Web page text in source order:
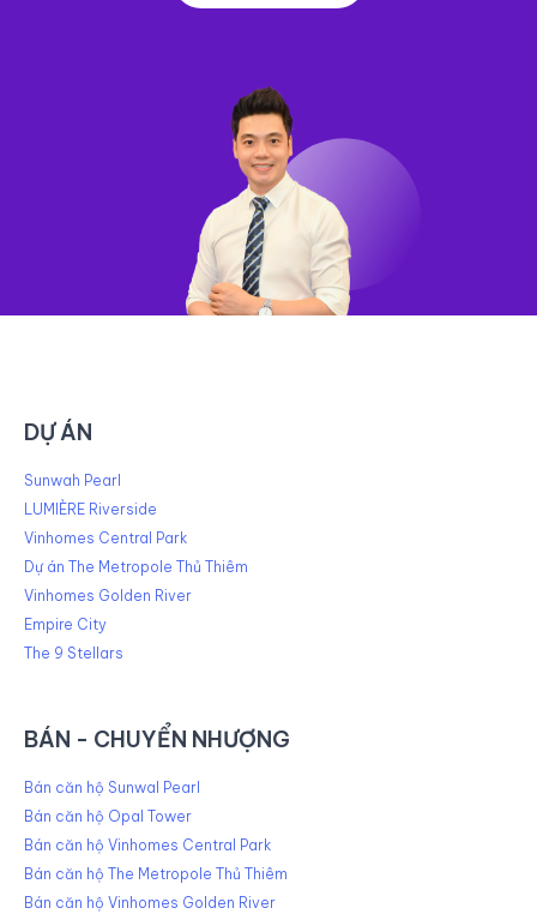
DỰ ÁN
Sunwah Pearl
LUMIÈRE Riverside
Vinhomes Central Park
Dự án The Metropole Thủ Thiêm
Vinhomes Golden River
Empire City
The 9 Stellars
BÁN - CHUYỂN NHƯỢNG
Bán căn hộ Sunwal Pearl
Bán căn hộ Opal Tower
Bán căn hộ Vinhomes Central Park
Bán căn hộ The Metropole Thủ Thiêm
Bán căn hộ Vinhomes Golden River